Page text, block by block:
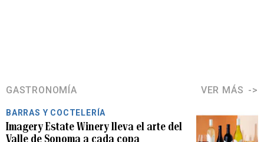
GASTRONOMÍA VER MÁS
BARRAS Y COCTELERÍA
Imagery Estate Winery lleva el arte del
Valle de Sonoma a cada copa